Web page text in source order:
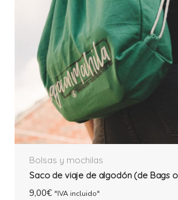
Bolsas y mochilas
Saco de viaje de algodón (de Bags
9,00€ "IVA incluido"